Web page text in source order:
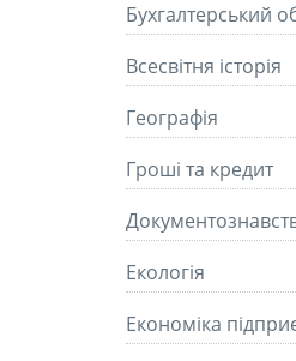
Бухгалтерський
Всесвітня історія
Географія
Гроші та кредит
Екологія
Економіка